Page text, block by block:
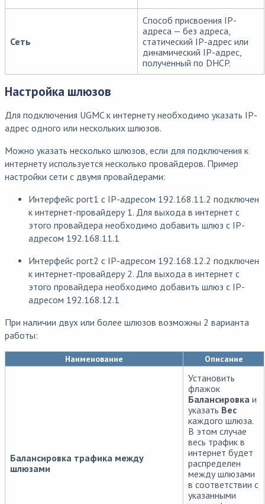
Сеть
Способ присвоения IP-
адреса — без адреса,
статический IP-адрес или
динамический IP-адрес,
полученный по DHCP.
Настройка шлюзов
Для подключения UGMC к интернету необходимо указать IP-
адрес одного или нескольких шлюзов.
Можно указать несколько шлюзов, если для подключения к
интернету используется несколько провайдеров. Пример
настройки сети с двумя провайдерами:
Интерфейс port1 с IP-адресом 192.168.11.2 подключен
к интернет-провайдеру 1. Для выхода в интернет с
этого провайдера необходимо добавить шлюз с IP-
адресом 192.168.11.1
Интерфейс port2 с IP-адресом 192.168.12.2 подключен
к интернет-провайдеру 2. Для выхода в интернет с
этого провайдера необходимо добавить шлюз с IP-
адресом 192.168.12.1
При наличии двух или более шлюзов возможны 2 варианта
работы:
Наименование Описание
Балансировка трафика между
шлюзами
Установить
флажок
Балансировка и
указать Вес
каждого шлюза.
В этом случае
весь трафик в
интернет будет
распределен
между шлюзами
в соответствии с
указанными